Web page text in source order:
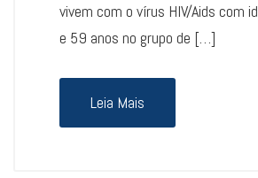
vivem com o vírus HIV/Aids com
e 59 anos no grupo de […]
Leia Mais